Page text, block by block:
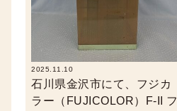
2025.11.10
石川県金沢市にて、フジカ
ラー（FUJICOLOR）F-II フ